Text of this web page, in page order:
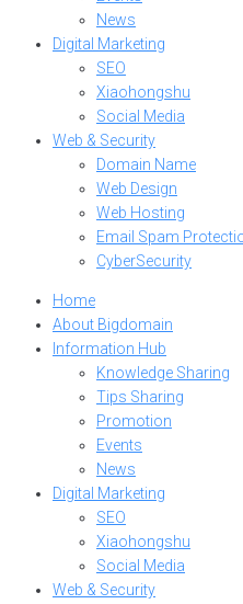
News
Digital Marketing
SEO
Xiaohongshu
Social Media
Web & Security
Domain Name
Web Design
Web Hosting
Email Spam
CyberSecurity
Home
About Bigdomain
Information Hub
Knowledge Sharing
Tips Sharing
Promotion
Events
News
Digital Marketing
SEO
Xiaohongshu
Social Media
Web & Security